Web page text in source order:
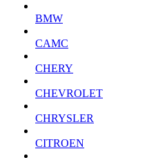
BMW
CAMC
CHERY
CHEVROLET
CHRYSLER
CITROEN